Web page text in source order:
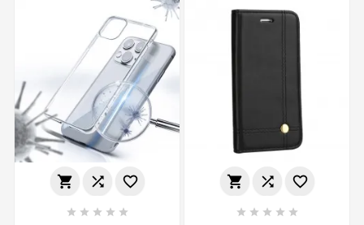
  
    
  
    